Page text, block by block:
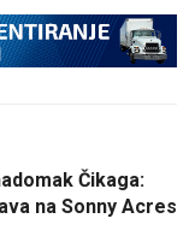
Čikaga:
na Sonny Acres